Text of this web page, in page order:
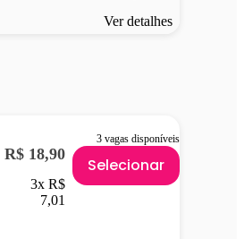
Ver detalhes
3 vagas disponíveis
R$ 18,90
3x R$
7,01
Selecionar